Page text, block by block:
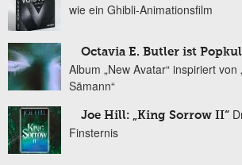
wie ein Ghibli-Animationsfilm
Octavia E. Butler ist
Album „New Avatar“ inspiriert von
Sämann“
Joe Hill: „King Sorrow II“
Finsternis